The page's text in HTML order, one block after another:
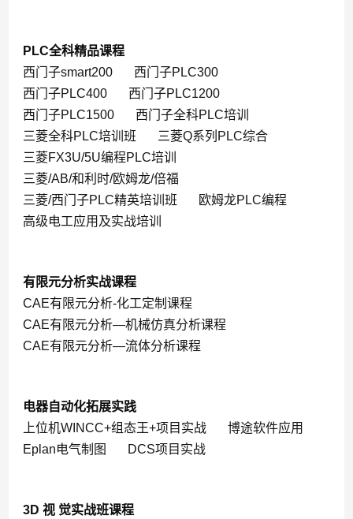
PLC全科精品课程
西门子smart200
西门子PLC300
西门子PLC400
西门子PLC1200
西门子PLC1500
西门子全科PLC培训
三菱全科PLC培训班
三菱Q系列PLC综合
三菱FX3U/5U编程PLC培训
三菱/AB/和利时/欧姆龙/倍福
三菱/西门子PLC精英培训班
欧姆龙PLC编程
高级电工应用及实战培训
有限元分析实战课程
CAE有限元分析-化工定制课程
CAE有限元分析—机械仿真分析课程
CAE有限元分析—流体分析课程
电器自动化拓展实践
上位机WINCC+组态王+项目实战
博途软件应用
Eplan电气制图
DCS项目实战
3D 视 觉实战班课程